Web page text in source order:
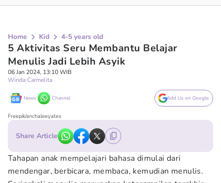
Home Kid 4-5 years old
5 Aktivitas Seru Membantu Belajar
Menulis Jadi Lebih Asyik
06 Jan 2024, 13:10 WIB
Winda Carmelita
News Channel Add Us on Google
Freepik/anchaleeyates
Share Article
Tahapan anak mempelajari bahasa dimulai dari
mendengar, berbicara, membaca, kemudian menulis.